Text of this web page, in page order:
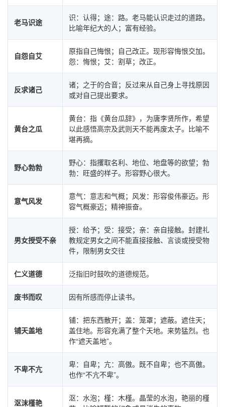
老马识途
识：认得；途：路。老马能认识走过的道路。
比喻年纪大的人；富有经验。
自怨自艾
原指自己悔恨；自己改正。现形容悔恨交加。
怨：悔恨；艾：割草；改正。
反求诸己
诸；之于的合音；反过来从自己身上寻找原因
或对自己提出要求。
黄台之瓜
黄台：指《黄台瓜辞》，为唐李贤所作，希望
以此感悟高宗及武则天不能再废太子。比喻不
堪再摘。
野心勃勃
野心：指攫取名利、地位、地盘等的欲望；勃
勃：旺盛的样子。形容野心很大。
意气风发
意气：意志和气概；风发：形容俊伟豪迈。形
容气概豪迈；精神振奋。
男女授受不亲
授：给予；受：接受；亲：亲自接触。封建礼
教规定男女之间不能直接接触、言谈或授受物
件，限制男女交往
仁义道德 泛指旧时鼓吹的道德规范。
废书而叹 因有所感而停止读书。
铺天盖地
铺：把东西散开；盖：笼罩；遮蔽。遮住天；
盖住地。形容充满了整个天地。来势猛烈。也
作“遮天盖地”。
不卑不亢
卑：自卑；亢：高傲。既不自卑；也不高傲。
也作“不亢不卑”。
沤沫槿艳
沤：水泡；槿：木槿。晶莹的水泡，艳丽的槿